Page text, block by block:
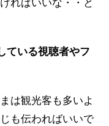
ればいいな・・と
いる視聴者やフ
は観光客も多いよ
も伝わればいいで